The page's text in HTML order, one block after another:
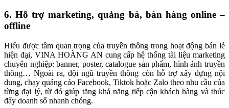
6. Hỗ trợ marketing, quảng bá, bán hàng online –
offline
Hiểu được tầm quan trọng của truyền thông trong hoạt động bán lẻ
hiện đại, VINA HOÀNG AN cung cấp hệ thống tài liệu marketing
chuyên nghiệp: banner, poster, catalogue sản phẩm, hình ảnh truyền
thông… Ngoài ra, đội ngũ truyền thông còn hỗ trợ xây dựng nội
dung, chạy quảng cáo Facebook, Tiktok hoặc Zalo theo nhu cầu của
từng đại lý, từ đó giúp tăng khả năng tiếp cận khách hàng và thúc
đẩy doanh số nhanh chóng.